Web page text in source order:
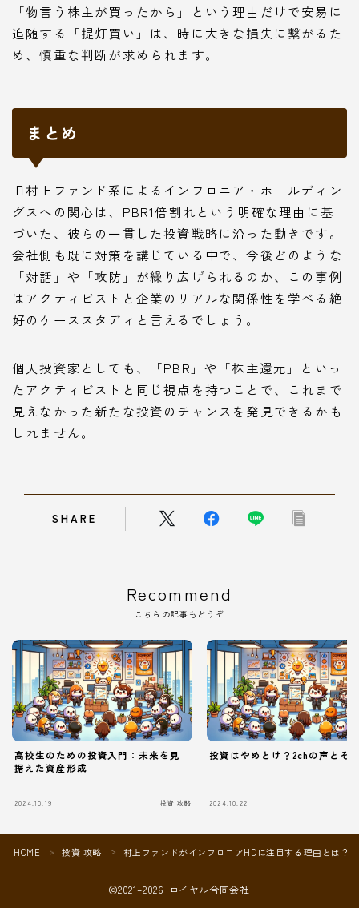
「物言う株主が買ったから」という理由だけで安易に
追随する「提灯買い」は、時に大きな損失に繋がるた
め、慎重な判断が求められます。
まとめ
旧村上ファンド系によるインフロニア・ホールディン
グスへの関心は、PBR1倍割れという明確な理由に基
づいた、彼らの一貫した投資戦略に沿った動きです。
会社側も既に対策を講じている中で、今後どのような
「対話」や「攻防」が繰り広げられるのか、この事例
はアクティビストと企業のリアルな関係性を学べる絶
好のケーススタディと言えるでしょう。
個人投資家としても、「PBR」や「株主還元」といっ
たアクティビストと同じ視点を持つことで、これまで
見えなかった新たな投資のチャンスを発見できるかも
しれません。
SHARE
Recommend
こちらの記事もどうぞ
高校生のための投資入門：未来を見
据えた資産形成
2024.10.19 投資 攻略
投資はやめとけ？2chの声とそ
2024.10.22
HOME ＞ 投資 攻略 ＞ 村上ファンドがインフロニアHDに注目する理由とは？
2021–2026 ロイヤル合同会社